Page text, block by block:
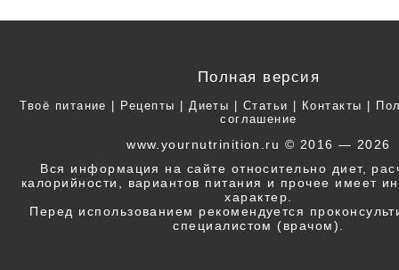
Полная версия
Твоё питание | Рецепты | Диеты | Статьи | Контакты |
соглашение
www.yournutrinition.ru © 2016 — 2026
Вся информация на сайте относительно диет,
калорийности, вариантов питания и прочее имеет
характер.
Перед использованием рекомендуется
специалистом (врачом).